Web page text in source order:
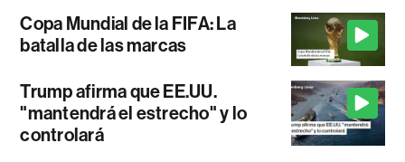
Copa Mundial de la FIFA: La
batalla de las marcas
Trump afirma que EE.UU.
"mantendrá el estrecho" y lo
controlará